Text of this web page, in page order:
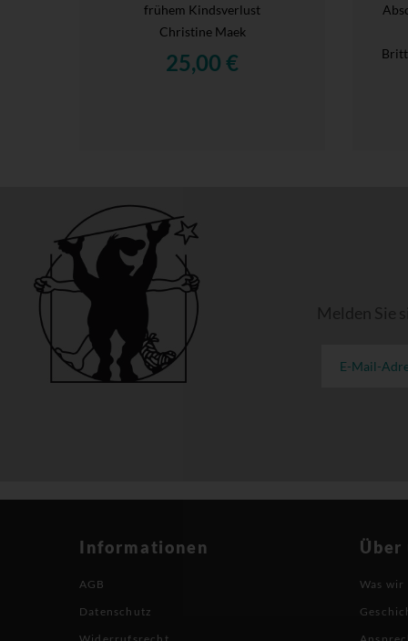
frühem Kindsverlust
Christine Maek
25,00 €
Melden Sie
Informationen
AGB
Datenschutz
Über
Was wir